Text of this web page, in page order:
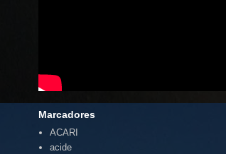
Marcadores
ACARI
acide